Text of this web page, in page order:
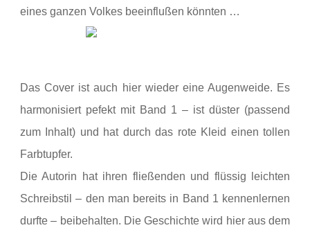
eines ganzen Volkes beeinflußen könnten …
Das Cover ist auch hier wieder eine Augenweide. Es
harmonisiert pefekt mit Band 1 – ist düster (passend
zum Inhalt) und hat durch das rote Kleid einen tollen
Farbtupfer.
Die Autorin hat ihren fließenden und flüssig leichten
Schreibstil – den man bereits in Band 1 kennenlernen
durfte – beibehalten. Die Geschichte wird hier aus dem